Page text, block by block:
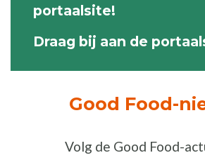
portaalsite!
Draag bij aan de
Good Food-
Volg de Good Food-